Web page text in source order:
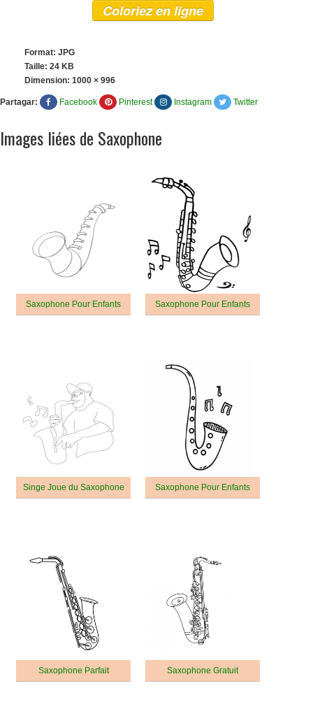
Coloriez en ligne
Format: JPG
Taille: 24 KB
Dimension: 1000 × 996
Partagar: Facebook Pinterest Instagram Twitter
Images liées de Saxophone
Saxophone Pour Enfants Saxophone Pour Enfants
Singe Joue du Saxophone Saxophone Pour Enfants
Saxophone Parfait Saxophone Gratuit